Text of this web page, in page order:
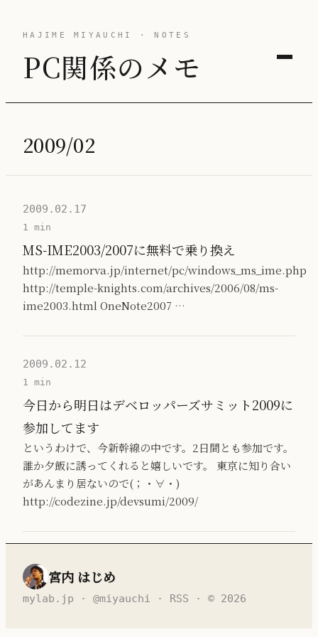
HAJIME MIYAUCHI · NOTES
PC関係のメモ
2009/02
2009.02.17
1 min
MS-IME2003/2007に無料で乗り換え
http://memorva.jp/internet/pc/windows_ms_ime.php
http://temple-knights.com/archives/2006/08/ms-
ime2003.html OneNote2007 …
2009.02.12
1 min
今日から明日はデベロッパーズサミット2009に
参加してます
というわけで、今新幹線の中です。2日間とも参加です。
誰か夕飯に誘ってくれると嬉しいです。 東京に知り合い
があんまり居ないので(；・∀・)
http://codezine.jp/devsumi/2009/
宮内 はじめ
mylab.jp · @miyauchi · RSS · © 2026